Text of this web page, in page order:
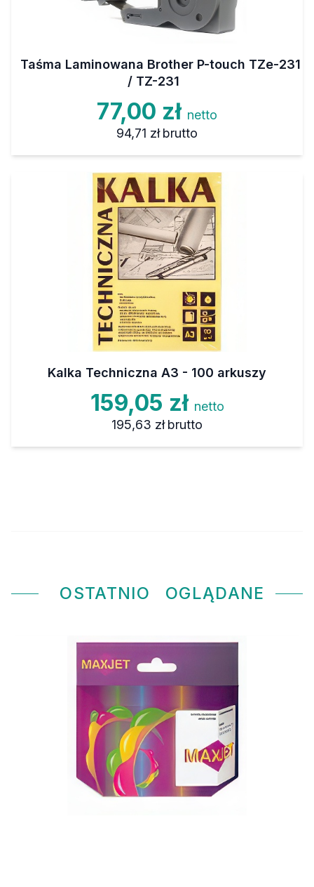
Taśma Laminowana Brother P-touch TZe-231
/ TZ-231
77,00 zł netto
94,71 zł brutto
Kalka Techniczna A3 - 100 arkuszy
159,05 zł netto
195,63 zł brutto
OSTATNIO OGLĄDANE